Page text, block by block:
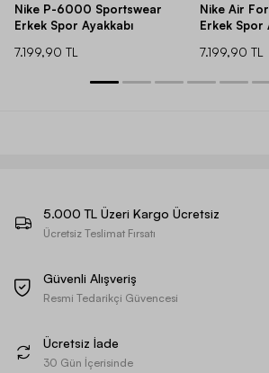
Nike P-6000 Sportswear
Erkek Spor Ayakkabı
7.199,90 TL
Nike Air
Erkek Spor
7.199,90 TL
5.000 TL Üzeri Kargo Ücretsiz
Ücretsiz Teslimat Fırsatı
Güvenli Alışveriş
Resmi Tedarikçi Güvencesi
Ücretsiz İade
30 Gün İçerisinde